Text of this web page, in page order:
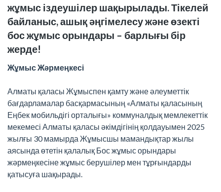
жұмыс іздеушілер шақырылады. Тікелей
байланыс, ашық әңгімелесу және өзекті
бос жұмыс орындары – барлығы бір
жерде!
Жұмыс Жәрмеңкесі
Алматы қаласы Жұмыспен қамту және әлеуметтік
бағдарламалар басқармасының «Алматы қаласының
Еңбек мобильдігі орталығы» коммуналдық мемлекеттік
мекемесі Алматы қаласы әкімдігінің қолдауымен 2025
жылғы 30 мамырда Жұмысшы мамандықтар жылы
аясында өтетін қалалық Бос жұмыс орындары
жәрмеңкесіне жұмыс берушілер мен тұрғындарды
қатысуға шақырады.